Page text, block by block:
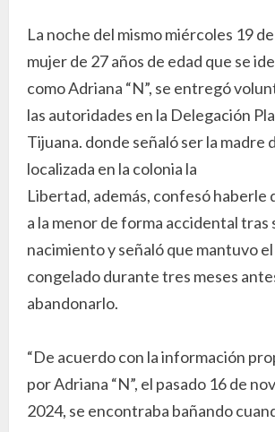
La noche del mismo miércoles 19
mujer de 27 años de edad que se
como Adriana “N”, se entregó
las autoridades en la Delegación
Tijuana. donde señaló ser la madre
localizada en la colonia la
Libertad, además, confesó haberle
a la menor de forma accidental tras
nacimiento y señaló que mantuvo
congelado durante tres meses
abandonarlo.
“De acuerdo con la información
por Adriana “N”, el pasado 16 de
2024, se encontraba bañando